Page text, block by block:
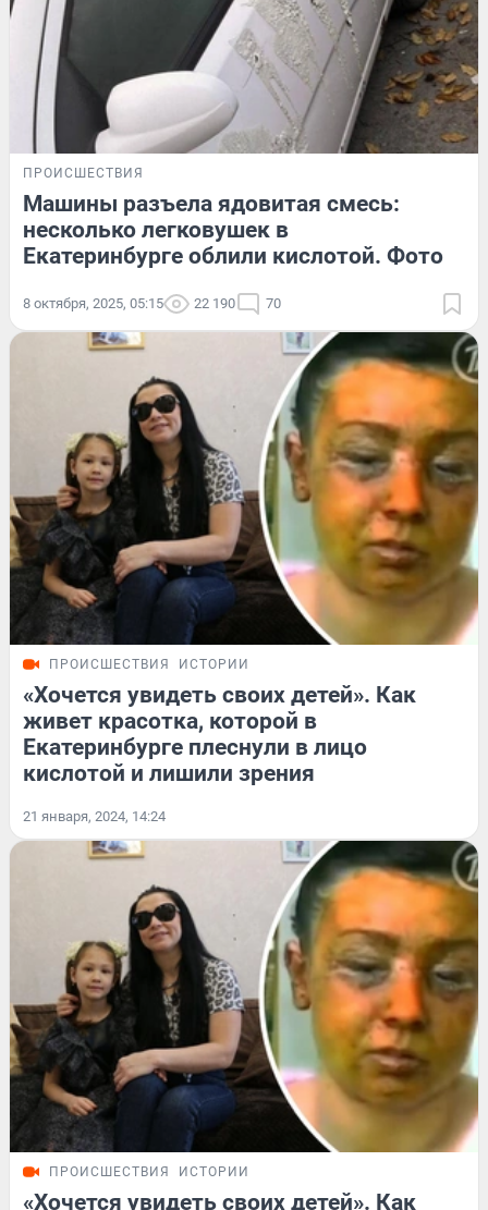
ПРОИСШЕСТВИЯ
Машины разъела ядовитая смесь:
несколько легковушек в
Екатеринбурге облили кислотой. Фото
8 октября, 2025, 05:15 22 190 70
ПРОИСШЕСТВИЯ ИСТОРИИ
«Хочется увидеть своих детей». Как
живет красотка, которой в
Екатеринбурге плеснули в лицо
кислотой и лишили зрения
21 января, 2024, 14:24
ПРОИСШЕСТВИЯ ИСТОРИИ
«Хочется увидеть своих детей». Как